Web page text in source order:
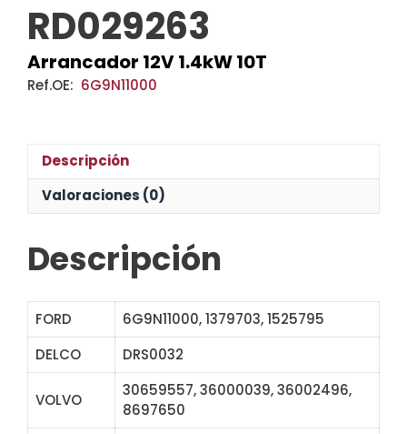
RD029263
Arrancador 12V 1.4kW 10T
Ref.OE: 6G9N11000
Descripción
Valoraciones (0)
Descripción
FORD
6G9N11000, 1379703, 1525795
DELCO
DRS0032
VOLVO
30659557, 36000039, 36002496,
8697650